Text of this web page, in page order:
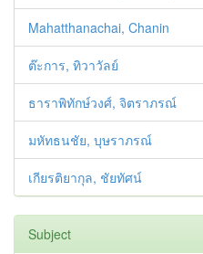
Mahatthanachai, Chanin
ต๊ะการ, ทิวาวัลย์
ธาราพิทักษ์วงศ์, จิตราภรณ์
มหัทธนชัย, บุษราภรณ์
เกียรติยากุล, ชัยทัศน์
Subject